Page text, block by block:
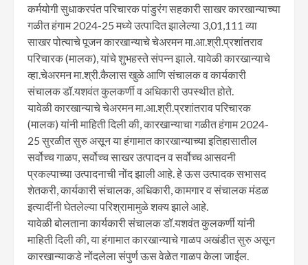
कर्मयोगी सुधाकरपंत परिचारक पांडुरंग सहकारी साखर कारखान्याच्या
गळीत हंगाम 2024-25 मध्ये उत्पादित झालेल्या 3,01,111 व्या
साखर पोत्याचे पूजन कारखान्याचे चेअरमन मा.आ.श्री.प्रशांतराव
परिचारक (मालक), यांचे शुभहस्ते संपन्न झाले. यावेळी कारखान्याचे
व्हा.चेअरमन मा.श्री.कैलास खुळे आणि संचालक व कार्यकारी
संचालक डॉ.यशवंत कुलकर्णी व अधिकारी उपस्थीत होते.
यावेळी कारखान्याचे चेअरमन मा.आ.श्री.प्रशांतराव परिचारक
(मालक) यांनी माहिती दिली की, कारखान्याचा गळीत हंगाम 2024-
25 सुरळीत सुरु असून या हंगामात कारखान्याच्या इतिहासातील
सर्वोच्च गाळप, सर्वोच्च साखर उत्पादन व सर्वोच्च आसवनी
प्रकल्पाच्या उत्पादनाची नोंद झाली आहे. हे ऊस उत्पादक सभासद
शेतकरी, कार्यकारी संचालक, अधिकारी, कामगार व संचालक मंडळ
इत्यादींनी घेतलेल्या परिश्रामामुळे शक्य झाले आहे.
यावेळी बोलताना कार्यकारी संचालक डॉ.यशवंत कुलकर्णी यांनी
माहिती दिली की, या हंगामात कारखान्याचे गाळप अखंडीत सुरु असून
कारखान्याकडे नोंदलेला संपुर्ण ऊस वेळेत गाळप केला जाईल.